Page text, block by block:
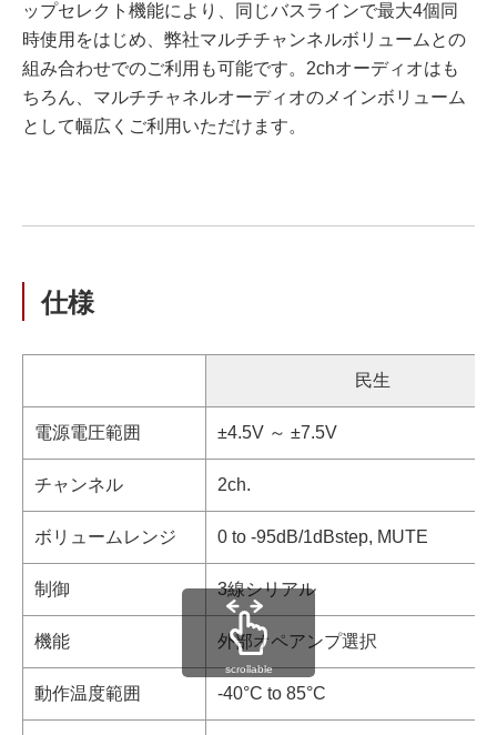
ップセレクト機能により、同じバスラインで最大4個同
時使用をはじめ、弊社マルチチャンネルボリュームとの
組み合わせでのご利用も可能です。2chオーディオはも
ちろん、マルチチャネルオーディオのメインボリューム
として幅広くご利用いただけます。
仕様
民生
電源電圧範囲 ±4.5V ～ ±7.5V
チャンネル 2ch.
ボリュームレンジ 0 to -95dB/1dBstep, MUTE
制御 3線シリアル
機能 外部オペアンプ選択
動作温度範囲 -40°C to 85°C
scrollable